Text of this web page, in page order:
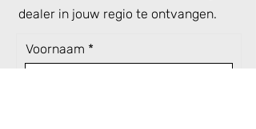
dealer in jouw regio te ontvangen.
Voornaam